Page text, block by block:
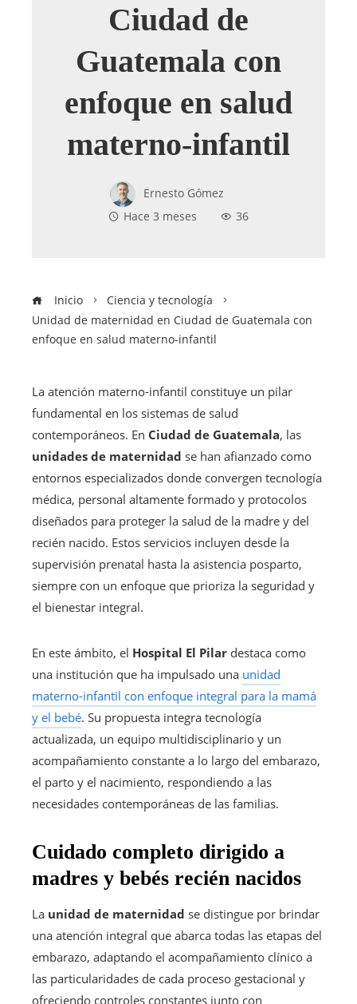
Ciudad de
Guatemala con
enfoque en salud
materno-infantil
Ernesto Gómez
Hace 3 meses
36
Inicio
Ciencia y tecnología
Unidad de maternidad en Ciudad de Guatemala con
enfoque en salud materno-infantil
La atención materno-infantil constituye un pilar
fundamental en los sistemas de salud
contemporáneos. En Ciudad de Guatemala, las
unidades de maternidad se han afianzado como
entornos especializados donde convergen tecnología
médica, personal altamente formado y protocolos
diseñados para proteger la salud de la madre y del
recién nacido. Estos servicios incluyen desde la
supervisión prenatal hasta la asistencia posparto,
siempre con un enfoque que prioriza la seguridad y
el bienestar integral.
En este ámbito, el Hospital El Pilar destaca como
una institución que ha impulsado una unidad
materno-infantil con enfoque integral para la mamá
y el bebé. Su propuesta integra tecnología
actualizada, un equipo multidisciplinario y un
acompañamiento constante a lo largo del embarazo,
el parto y el nacimiento, respondiendo a las
necesidades contemporáneas de las familias.
Cuidado completo dirigido a
madres y bebés recién nacidos
La unidad de maternidad se distingue por brindar
una atención integral que abarca todas las etapas del
embarazo, adaptando el acompañamiento clínico a
las particularidades de cada proceso gestacional y
ofreciendo controles constantes junto con